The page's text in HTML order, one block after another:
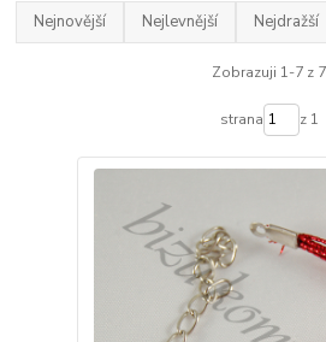
Nejnovější Nejlevnější Nejdražší
Zobrazuji 1-7 z 7
strana z 1